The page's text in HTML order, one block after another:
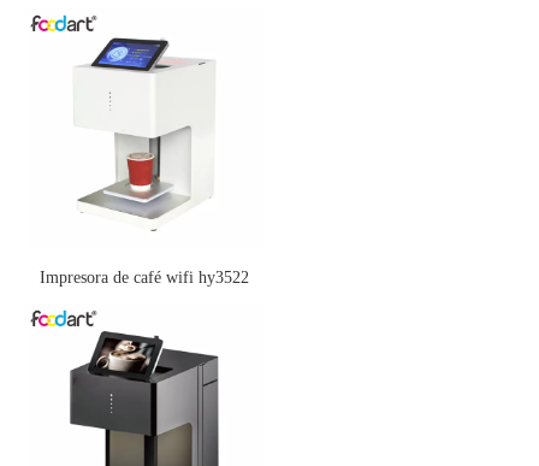
Impresora de café wifi hy3522